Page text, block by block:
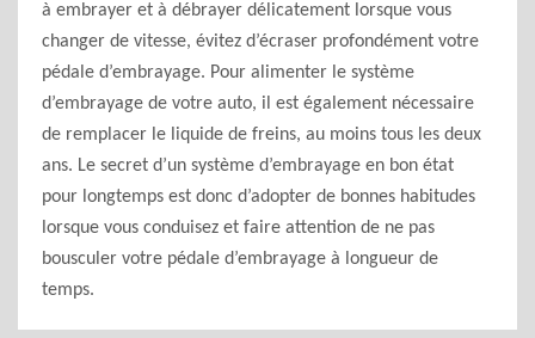
à embrayer et à débrayer délicatement lorsque vous
changer de vitesse, évitez d’écraser profondément votre
pédale d’embrayage. Pour alimenter le système
d’embrayage de votre auto, il est également nécessaire
de remplacer le liquide de freins, au moins tous les deux
ans. Le secret d’un système d’embrayage en bon état
pour longtemps est donc d’adopter de bonnes habitudes
lorsque vous conduisez et faire attention de ne pas
bousculer votre pédale d’embrayage à longueur de
temps.